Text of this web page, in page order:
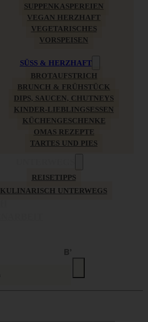
SUPPENKASPEREIEN
VEGAN HERZHAFT
VEGETARISCHES
VORSPEISEN
SÜSS & HERZHAFT
BROTAUFSTRICH
BRUNCH & FRÜHSTÜCK
DIPS, SAUCEN, CHUTNEYS
KINDER-LIEBLINGSESSEN
KÜCHENGESCHENKE
OMAS REZEPTE
TARTES UND PIES
REISETIPPS
KULINARISCH UNTERWEGS